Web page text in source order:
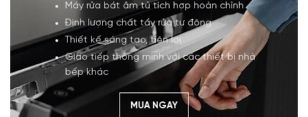
Máy rửa bát âm tủ tích hợp hoàn chỉnh
Định lượng chất tẩy rửa tự động
Thiết kế sáng tạo, tiện lợi
Giao tiếp thông minh với các thiết bị nhà
bếp khác
MUA NGAY